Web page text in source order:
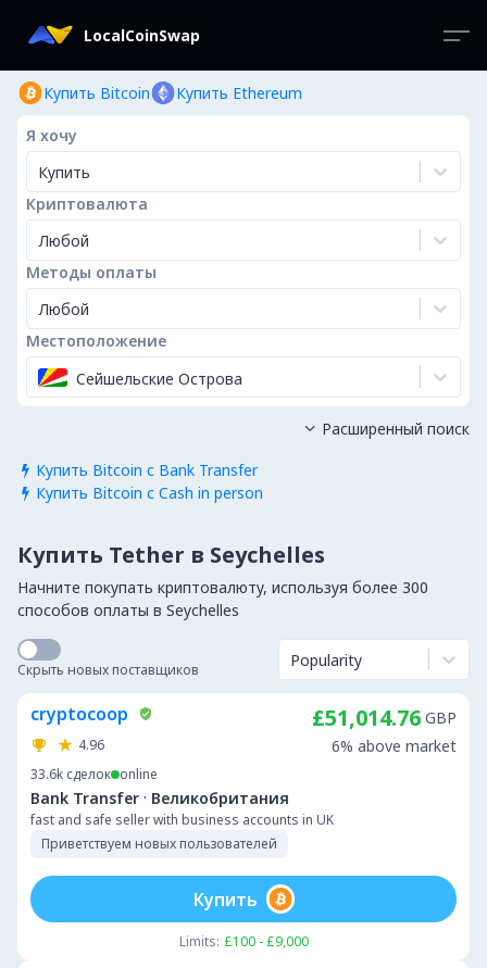
LocalCoinSwap
Купить Bitcoin Купить Ethereum
Я хочу
Купить
Криптовалюта
Любой
Методы оплаты
Любой
Местоположение
Сейшельские Острова
 Купить Bitcoin с Bank Transfer
 Купить Bitcoin с Cash in person
 Расширенный поиск
Купить Tether в Seychelles
Начните покупать криптовалюту, используя более 300
способов оплаты в Seychelles
Скрыть новых поставщиков Popularity
cryptocoop
4.96
33.6k сделок online
Bank Transfer · Великобритания
fast and safe seller with business accounts in UK
Приветствуем новых пользователей
£51,014.76 GBP
6% above market
Limits: £100 - £9,000
Купить